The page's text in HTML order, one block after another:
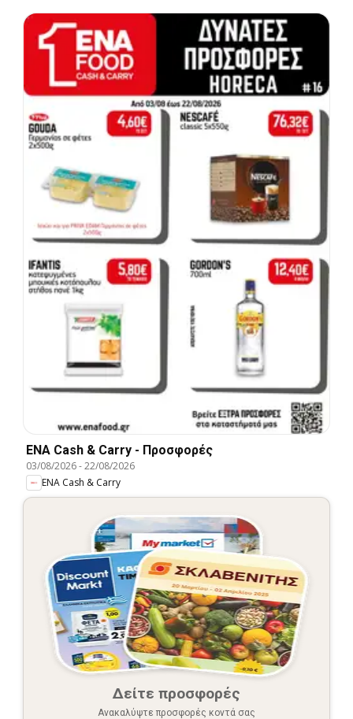
ENA Cash & Carry - Προσφορές
03/08/2026-22/08/2026
ENA Cash & Carry
Δείτε προσφορές
Ανακαλύψτε προσφορές κοντά σας